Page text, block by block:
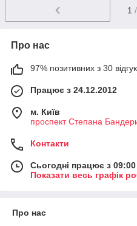
1
Про нас
97% позитивних з 30
Працює з 24.12.2012
м. Київ
проспект Степана
Контакти
Сьогодні працює з
Показати весь графік
Про нас